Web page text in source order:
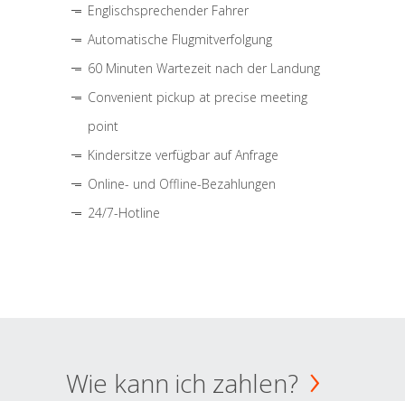
Englischsprechender Fahrer
Automatische Flugmitverfolgung
60 Minuten Wartezeit nach der Landung
Convenient pickup at precise meeting
point
Kindersitze verfügbar auf Anfrage
Online- und Offline-Bezahlungen
24/7-Hotline
Wie kann ich zahlen?